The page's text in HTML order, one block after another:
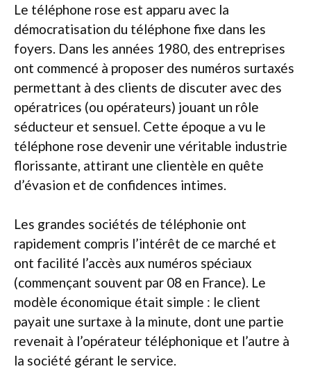
Le téléphone rose est apparu avec la
démocratisation du téléphone fixe dans les
foyers. Dans les années 1980, des entreprises
ont commencé à proposer des numéros surtaxés
permettant à des clients de discuter avec des
opératrices (ou opérateurs) jouant un rôle
séducteur et sensuel. Cette époque a vu le
téléphone rose devenir une véritable industrie
florissante, attirant une clientèle en quête
d’évasion et de confidences intimes.
Les grandes sociétés de téléphonie ont
rapidement compris l’intérêt de ce marché et
ont facilité l’accès aux numéros spéciaux
(commençant souvent par 08 en France). Le
modèle économique était simple : le client
payait une surtaxe à la minute, dont une partie
revenait à l’opérateur téléphonique et l’autre à
la société gérant le service.